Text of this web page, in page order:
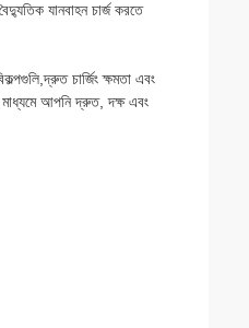
যানবাহন চার্জ করতে
চার্জিং ক্ষমতা এবং
মাধ্যমে আপনি দ্রুত, দক্ষ এবং